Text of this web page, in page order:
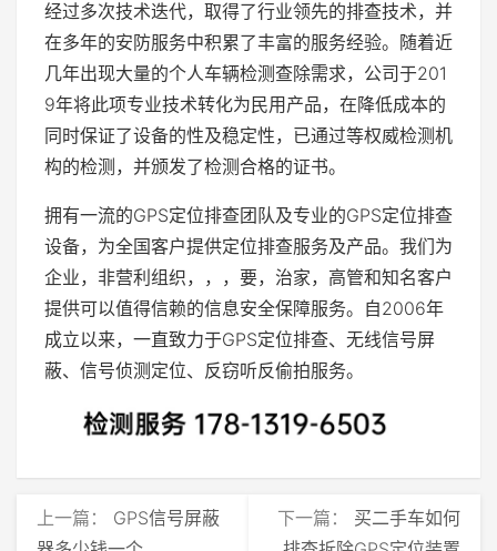
经过多次技术迭代，取得了行业领先的排查技术，并
在多年的安防服务中积累了丰富的服务经验。随着近
几年出现大量的个人车辆检测查除需求，公司于201
9年将此项专业技术转化为民用产品，在降低成本的
同时保证了设备的性及稳定性，已通过等权威检测机
构的检测，并颁发了检测合格的证书。
拥有一流的GPS定位排查团队及专业的GPS定位排查
设备，为全国客户提供定位排查服务及产品。我们为
企业，非营利组织，，，要，治家，高管和知名客户
提供可以值得信赖的信息安全保障服务。自2006年
成立以来，一直致力于GPS定位排查、无线信号屏
蔽、信号侦测定位、反窃听反偷拍服务。
上一篇： GPS信号屏蔽
下一篇： 买二手车如何